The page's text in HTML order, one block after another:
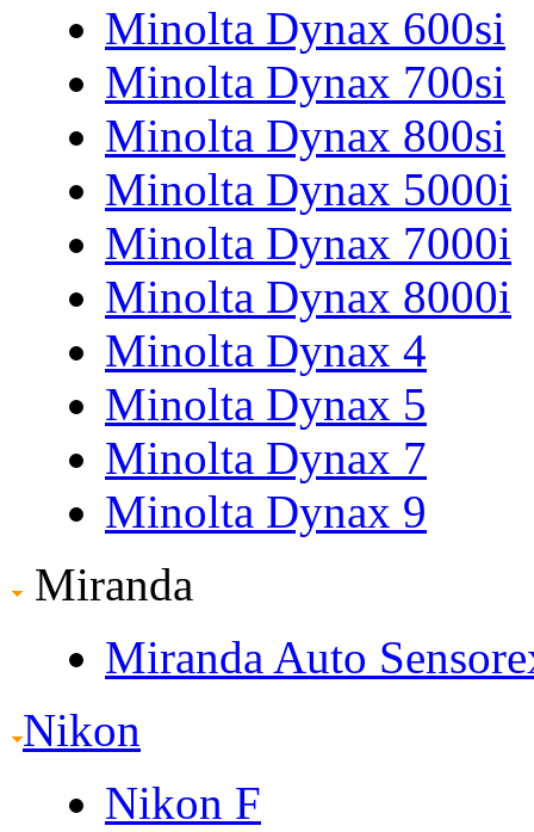
Minolta Dynax 600si
Minolta Dynax 700si
Minolta Dynax 800si
Minolta Dynax 5000i
Minolta Dynax 7000i
Minolta Dynax 8000i
Minolta Dynax 4
Minolta Dynax 5
Minolta Dynax 7
Minolta Dynax 9
Miranda
Miranda Auto
Nikon
Nikon F